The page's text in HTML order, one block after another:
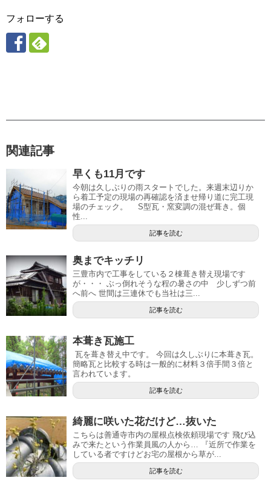
フォローする
関連記事
早くも11月です
今朝は久しぶりの雨スタートでした。来週末辺りか
ら着工予定の現場の再確認を済ませ帰り道に完工現
場のチェック。 S型瓦・窯変調の混ぜ葺き。個
性...
記事を読む
奥までキッチリ
三豊市内で工事をしている２棟葺き替え現場です
が・・・ ぶっ倒れそうな程の暑さの中 少しずつ前
へ前へ 世間は三連休でも当社は三...
記事を読む
本葺き瓦施工
瓦を葺き替え中です。 今回は久しぶりに本葺き瓦。
簡略瓦と比較する時は一般的に材料３倍手間３倍と
言われています。
記事を読む
綺麗に咲いた花だけど…抜いた
こちらは善通寺市内の屋根点検依頼現場です 飛び込
みで来たという作業員風の人から… 『近所で作業を
している者ですけどお宅の屋根から草が...
記事を読む